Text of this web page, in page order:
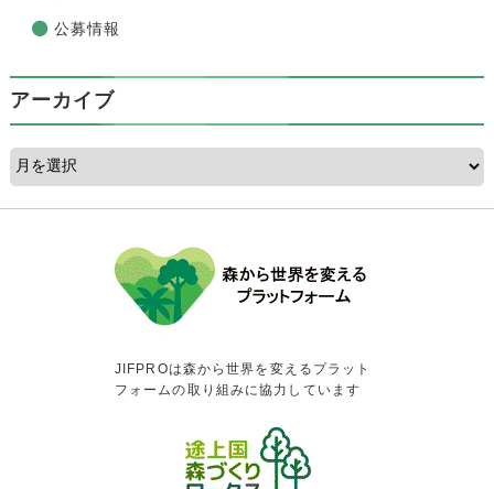
公募情報
アーカイブ
JIFPROは森から世界を変えるプラット
フォームの取り組みに協力しています